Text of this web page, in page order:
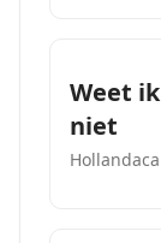
Weet ik
niet
Hollandaca